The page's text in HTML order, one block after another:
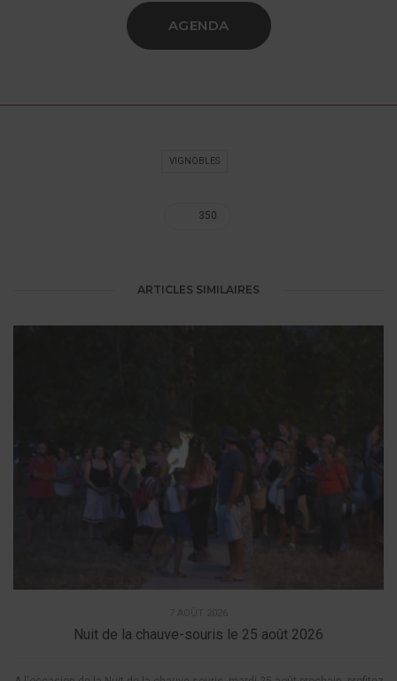
AGENDA
VIGNOBLES
350
ARTICLES SIMILAIRES
Nuit de la chauve-souris le 25 août 2026